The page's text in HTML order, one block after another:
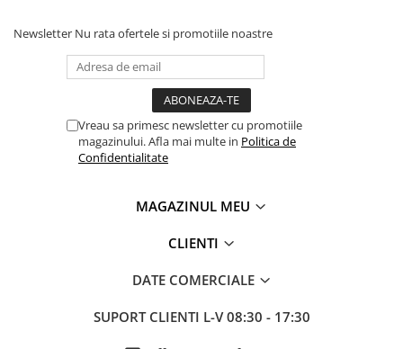
Newsletter Nu rata ofertele si promotiile noastre
Vreau sa primesc newsletter cu promotiile
magazinului. Afla mai multe in Politica de
Confidentialitate
MAGAZINUL MEU
CLIENTI
DATE COMERCIALE
SUPORT CLIENTI L-V 08:30 - 17:30